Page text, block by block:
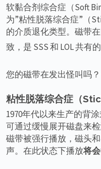
软黏合剂综合症（Soft
为”粘性脱落综合症”（
的介质退化类型。磁带
致，是 SSS 和 LOL 共有的
您的磁带在发出怪叫吗
粘性脱落综合症（
1970年代以来生产的背
可通过缓慢展开磁盘来
磁带被强行播放，磁头
声。在此状态下播放将会